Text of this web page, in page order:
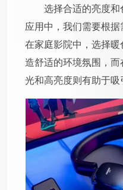
选择合适的亮度
应用中，我们需要根据
在家庭影院中，选择
造舒适的环境氛围，
光和高亮度则有助于吸